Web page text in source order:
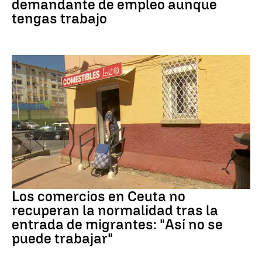
demandante de empleo aunque
tengas trabajo
Crisis migrantes
Los comercios en Ceuta no
recuperan la normalidad tras la
entrada de migrantes: "Así no se
puede trabajar"